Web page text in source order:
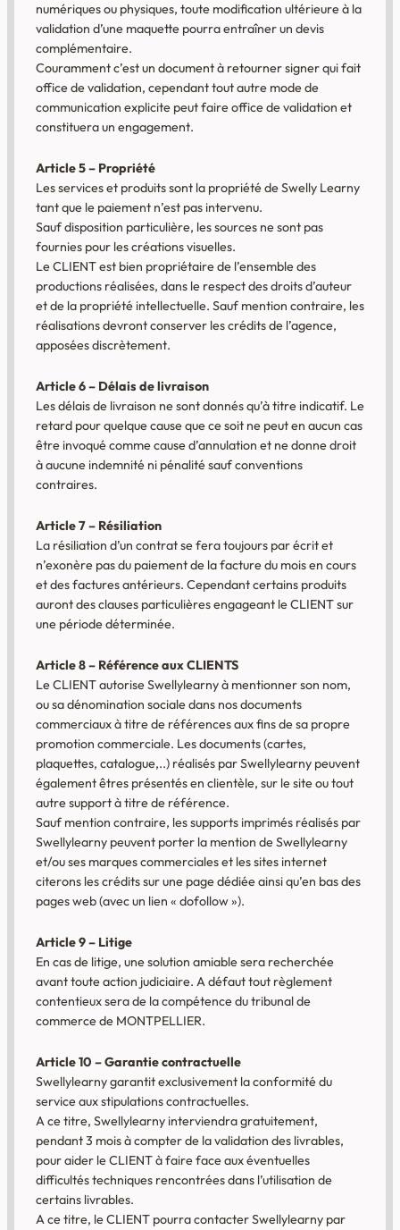
numériques ou physiques, toute modification ultérieure à la
validation d’une maquette pourra entraîner un devis
complémentaire.
Couramment c’est un document à retourner signer qui fait
office de validation, cependant tout autre mode de
communication explicite peut faire office de validation et
constituera un engagement.
Article 5 – Propriété
Les services et produits sont la propriété de Swelly Learny
tant que le paiement n’est pas intervenu.
Sauf disposition particulière, les sources ne sont pas
fournies pour les créations visuelles.
Le CLIENT est bien propriétaire de l’ensemble des
productions réalisées, dans le respect des droits d’auteur
et de la propriété intellectuelle. Sauf mention contraire, les
réalisations devront conserver les crédits de l’agence,
apposées discrètement.
Article 6 – Délais de livraison
Les délais de livraison ne sont donnés qu’à titre indicatif. Le
retard pour quelque cause que ce soit ne peut en aucun cas
être invoqué comme cause d’annulation et ne donne droit
à aucune indemnité ni pénalité sauf conventions
contraires.
Article 7 – Résiliation
La résiliation d’un contrat se fera toujours par écrit et
n’exonère pas du paiement de la facture du mois en cours
et des factures antérieurs. Cependant certains produits
auront des clauses particulières engageant le CLIENT sur
une période déterminée.
Article 8 – Référence aux CLIENTS
Le CLIENT autorise Swellylearny à mentionner son nom,
ou sa dénomination sociale dans nos documents
commerciaux à titre de références aux fins de sa propre
promotion commerciale. Les documents (cartes,
plaquettes, catalogue,..) réalisés par Swellylearny peuvent
également êtres présentés en clientèle, sur le site ou tout
autre support à titre de référence.
Sauf mention contraire, les supports imprimés réalisés par
Swellylearny peuvent porter la mention de Swellylearny
et/ou ses marques commerciales et les sites internet
citerons les crédits sur une page dédiée ainsi qu’en bas des
pages web (avec un lien « dofollow »).
Article 9 – Litige
En cas de litige, une solution amiable sera recherchée
avant toute action judiciaire. A défaut tout règlement
contentieux sera de la compétence du tribunal de
commerce de MONTPELLIER.
Article 10 – Garantie contractuelle
Swellylearny garantit exclusivement la conformité du
service aux stipulations contractuelles.
A ce titre, Swellylearny interviendra gratuitement,
pendant 3 mois à compter de la validation des livrables,
pour aider le CLIENT à faire face aux éventuelles
difficultés techniques rencontrées dans l’utilisation de
certains livrables.
A ce titre, le CLIENT pourra contacter Swellylearny par